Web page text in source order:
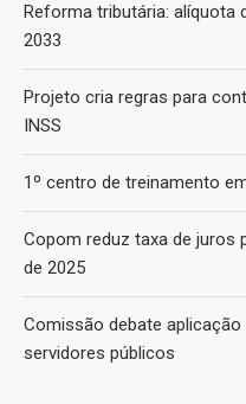
Reforma tributária: alíquota
2033
Projeto cria regras para
INSS
1º centro de treinamento
Copom reduz taxa de juros
de 2025
Comissão debate
servidores públicos